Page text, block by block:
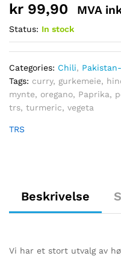
kr 99,90 MVA
Status: In stock
Categories: Chili,
Tags: curry, gurkemeie,
mynte, oregano, Paprika,
trs, turmeric, vegeta
TRS
Beskrivelse
Vi har et stort utvalg av